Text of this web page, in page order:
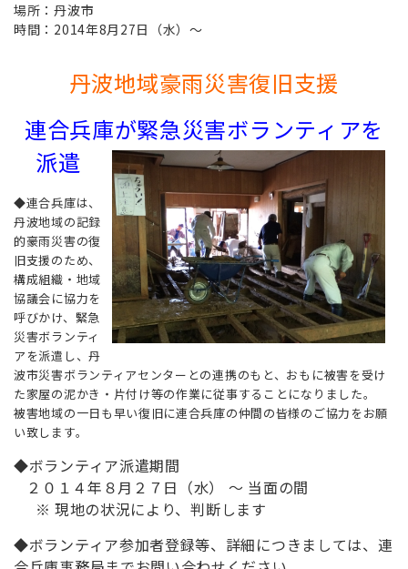
場所：丹波市
時間：2014年8月27日（水）～
丹波地域豪雨災害復旧支援
連合兵庫が緊急災害ボランティアを
派遣
◆連合兵庫は、
丹波地域の記録
的豪雨災害の復
旧支援のため、
構成組織・地域
協議会に協力を
呼びかけ、緊急
災害ボランティ
アを派遣し、丹
波市災害ボランティアセンターとの連携のもと、おもに被害を受け
た家屋の泥かき・片付け等の作業に従事することになりました。
被害地域の一日も早い復旧に連合兵庫の仲間の皆様のご協力をお願
い致します。
◆ボランティア派遣期間
２０１４年８月２７日（水） ～ 当面の間
※ 現地の状況により、判断します
◆ボランティア参加者登録等、詳細につきましては、連